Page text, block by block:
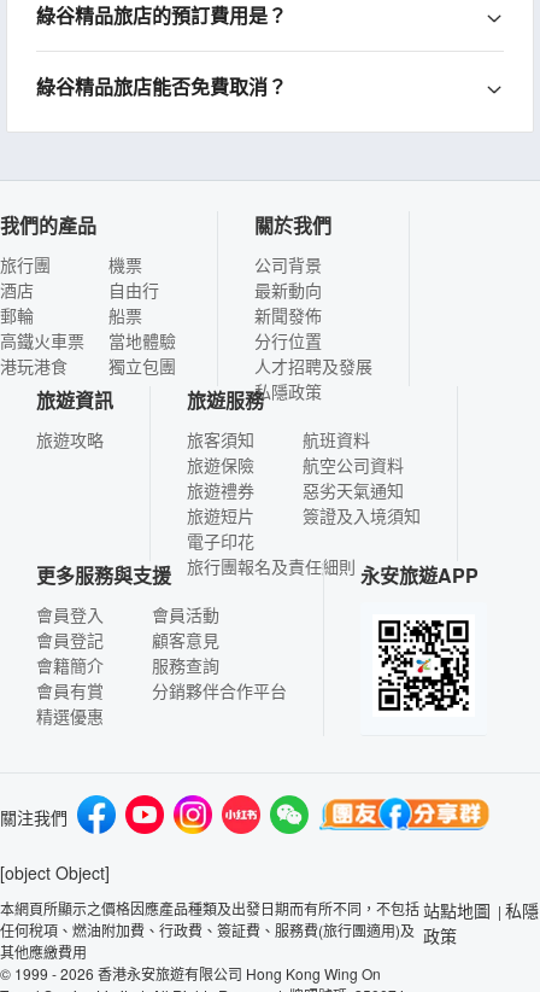
綠谷精品旅店的預訂費用是？
綠谷精品旅店能否免費取消？
我們的產品
旅行團
酒店
郵輪
高鐵火車票
港玩港食
機票
自由行
船票
當地體驗
獨立包團
關於我們
公司背景
最新動向
新聞發佈
分行位置
人才招聘及發展
私隱政策
旅遊資訊
旅遊攻略
旅遊服務
旅客須知
旅遊保險
旅遊禮券
旅遊短片
電子印花
航班資料
航空公司資料
惡劣天氣通知
簽證及入境須知
旅行團報名及責任細則
更多服務與支援
會員登入
會員登記
會籍簡介
會員有賞
精選優惠
會員活動
顧客意見
服務查詢
分銷夥伴合作平台
永安旅遊APP
關注我們
[object Object]
本網頁所顯示之價格因應產品種類及出發日期而有所不同，不包括
任何稅項、燃油附加費、行政費、簽証費、服務費(旅行團適用)及
其他應繳費用
© 1999 - 2026 香港永安旅遊有限公司 Hong Kong Wing On
站點地圖 | 私隱
政策